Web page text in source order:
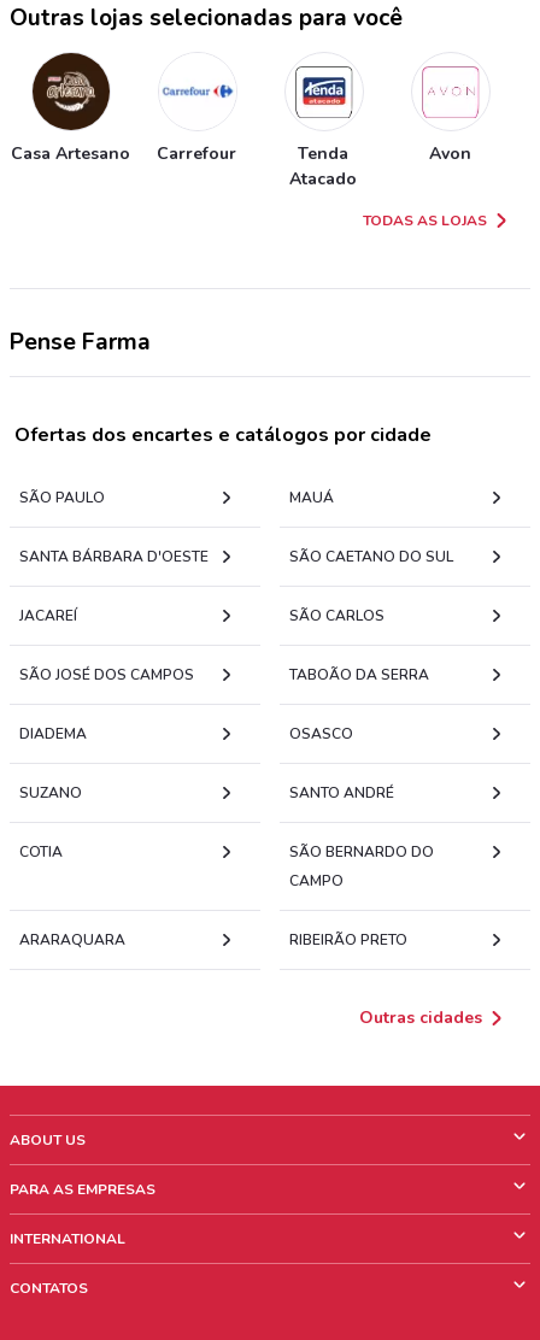
Outras lojas selecionadas para você
Casa Artesano Carrefour
Tenda
Atacado
Avon
TODAS AS LOJAS
Pense Farma
Ofertas dos encartes e catálogos por cidade
SÃO PAULO MAUÁ
SANTA BÁRBARA D'OESTE SÃO CAETANO DO SUL
JACAREÍ SÃO CARLOS
SÃO JOSÉ DOS CAMPOS TABOÃO DA SERRA
DIADEMA OSASCO
SUZANO SANTO ANDRÉ
COTIA
SÃO BERNARDO DO
CAMPO
ARARAQUARA RIBEIRÃO PRETO
Outras cidades
ABOUT US
Quem Somos
Trabalhe conosco
PARA AS EMPRESAS
Informações comerciais
INTERNATIONAL
CONTATOS